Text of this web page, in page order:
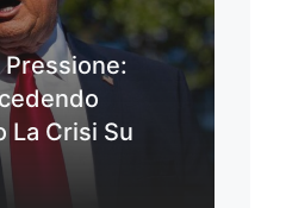
La Crisi Su